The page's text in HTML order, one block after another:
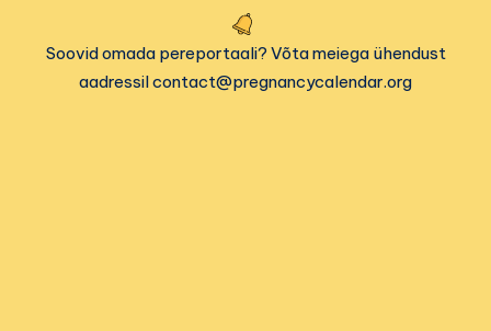
Soovid omada pereportaali? Võta meiega ühendust
aadressil contact@pregnancycalendar.org